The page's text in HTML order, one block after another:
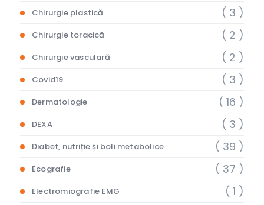
Chirurgie plastică ( 3 )
Chirurgie toracică ( 2 )
Chirurgie vasculară ( 2 )
Covid19 ( 3 )
Dermatologie ( 16 )
DEXA ( 3 )
Diabet, nutriție și boli metabolice ( 39 )
Ecografie ( 37 )
Electromiografie EMG ( 1 )